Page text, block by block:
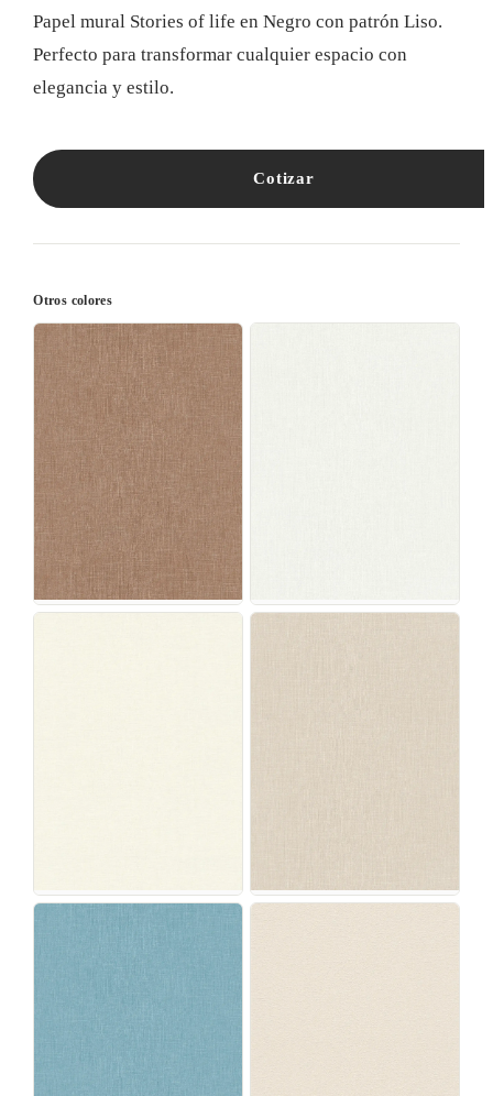
Papel mural Stories of life en Negro con patrón Liso.
Perfecto para transformar cualquier espacio con
elegancia y estilo.
Cotizar
Otros colores